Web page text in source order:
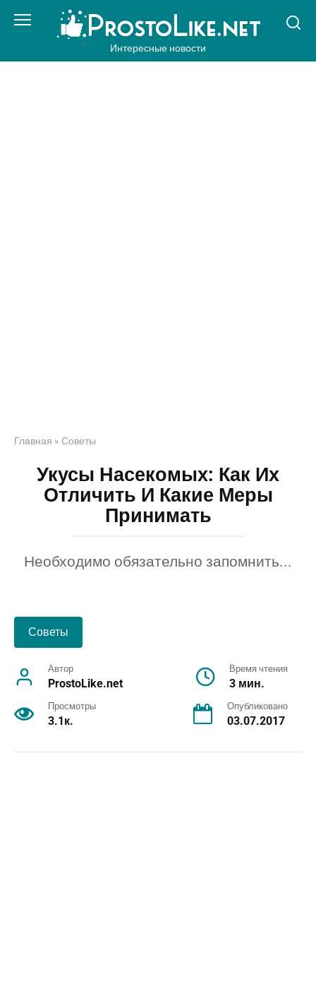
Интересные новости
Главная » Советы
Укусы Насекомых: Как Их
Отличить И Какие Меры
Принимать
Необходимо обязательно запомнить...
Советы
Автор
ProstoLike.net
Время чтения
3 мин.
Просмотры
3.1к.
Опубликовано
03.07.2017